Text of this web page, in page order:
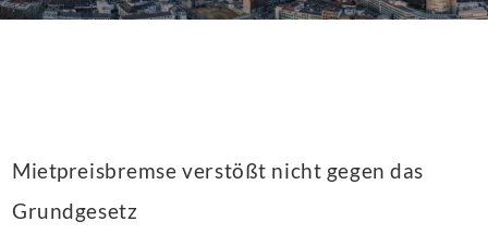
Mietpreisbremse verstößt nicht gegen das
Grundgesetz